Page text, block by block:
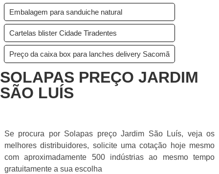
Embalagem para sanduiche natural
Cartelas blister Cidade Tiradentes
Preço da caixa box para lanches delivery Sacomã
SOLAPAS PREÇO JARDIM
SÃO LUÍS
Se procura por Solapas preço Jardim São Luís, veja os
melhores distribuidores, solicite uma cotação hoje mesmo
com aproximadamente 500 indústrias ao mesmo tempo
gratuitamente a sua escolha